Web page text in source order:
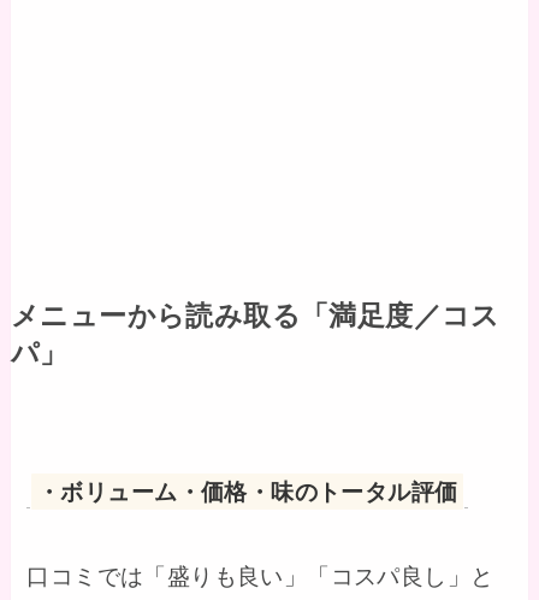
メニューから読み取る「満足度／コス
パ」
・ボリューム・価格・味のトータル評価
口コミでは「盛りも良い」「コスパ良し」と